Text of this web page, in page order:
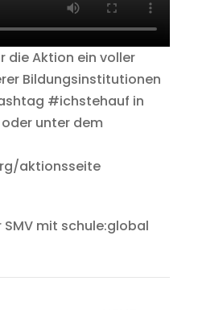
die Aktion ein voller
Bildungsinstitutionen
#ichstehauf in
unter dem
aktionsseite
mit schule:global